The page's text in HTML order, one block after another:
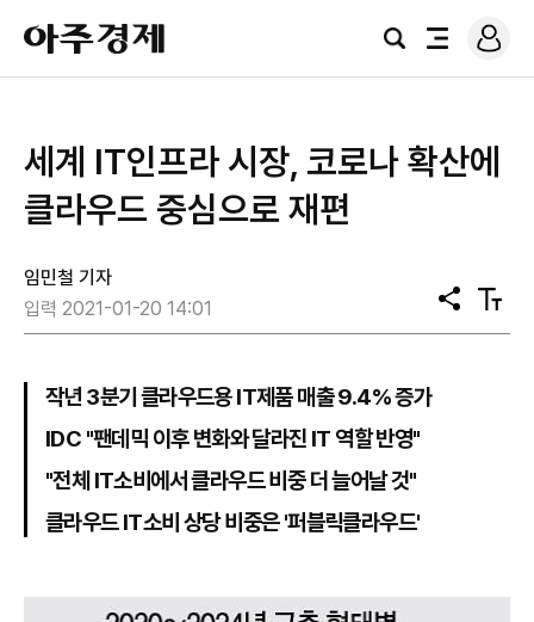
아
주
경
검
전
로
그
세계 IT인프라 시장, 코로나 확산에
클라우드 중심으로 재편
임민철 기자
입력 2021-01-20 14:01
공
유
텍
스
작년 3분기 클라우드용 IT제품 매출 9.4% 증가
IDC "팬데믹 이후 변화와 달라진 IT 역할 반영"
"전체 IT소비에서 클라우드 비중 더 늘어날 것"
클라우드 IT소비 상당 비중은 '퍼블릭클라우드'